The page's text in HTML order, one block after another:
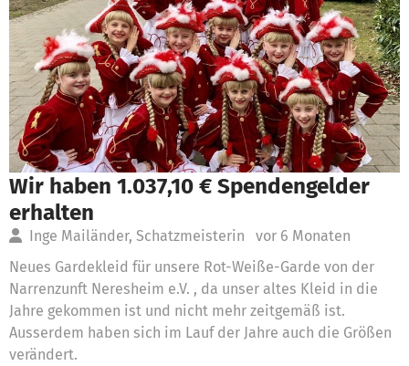
Wir haben 1.037,10 € Spendengelder
erhalten
Inge Mailänder, Schatzmeisterin vor 6 Monaten
Neues Gardekleid für unsere Rot-Weiße-Garde von der
Narrenzunft Neresheim e.V. , da unser altes Kleid in die
Jahre gekommen ist und nicht mehr zeitgemäß ist.
Ausserdem haben sich im Lauf der Jahre auch die Größen
verändert.